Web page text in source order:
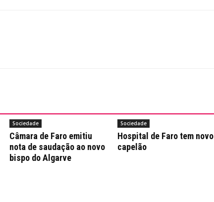
Sociedade
Câmara de Faro emitiu
nota de saudação ao novo
bispo do Algarve
Sociedade
Hospital de Faro tem novo
capelão